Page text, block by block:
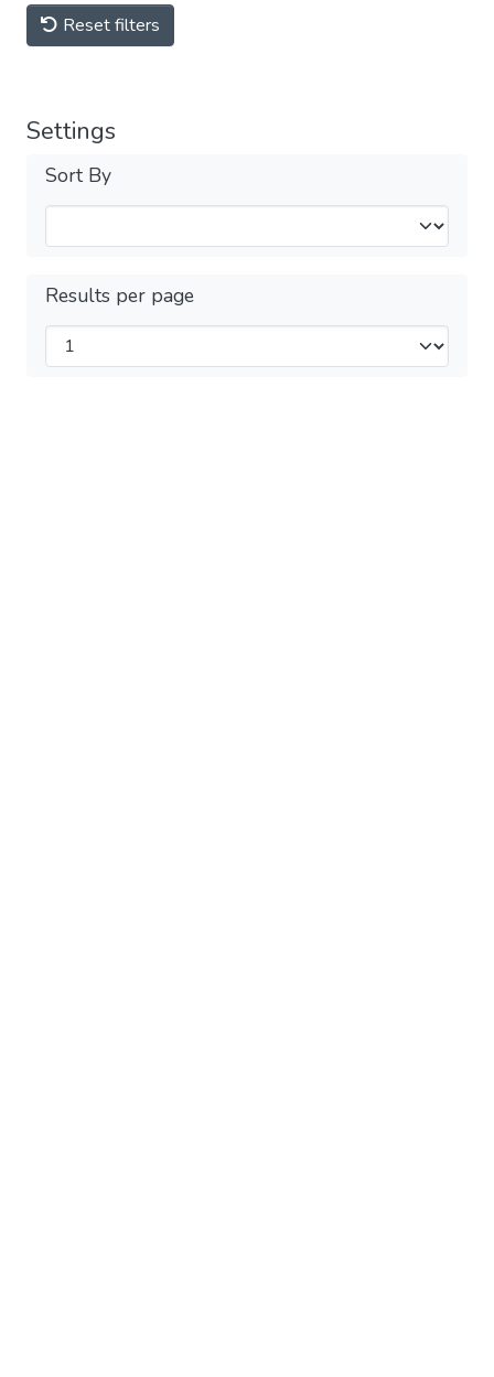
Reset filters
Settings
Sort By
Results per page